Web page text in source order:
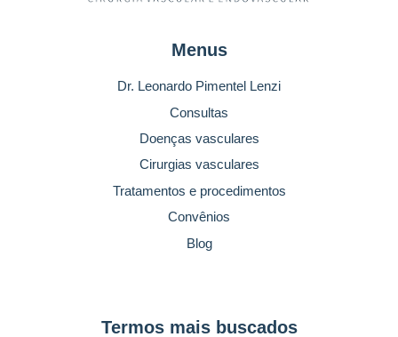
Menus
Dr. Leonardo Pimentel Lenzi
Consultas
Doenças vasculares
Cirurgias vasculares
Tratamentos e procedimentos
Convênios
Blog
Termos mais buscados